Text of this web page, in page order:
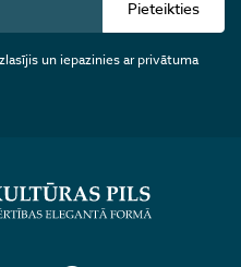
Pieteikties
un iepazinies ar privātuma